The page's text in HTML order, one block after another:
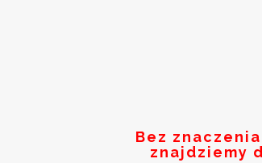
Bez
znajdziemy